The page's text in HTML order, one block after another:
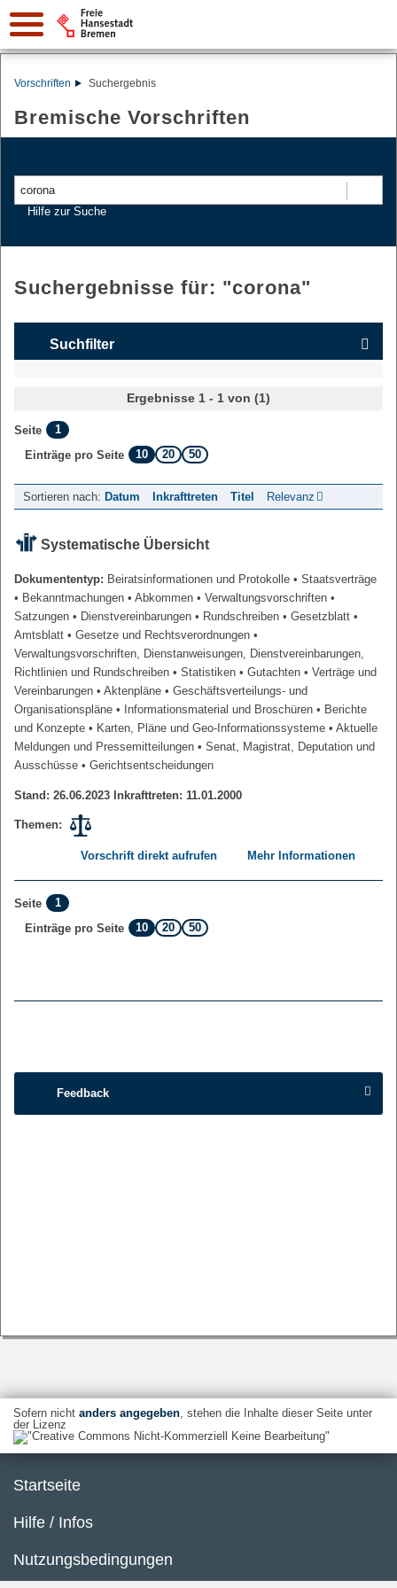
Vorschriften Suchergebnis
Bremische Vorschriften
Hilfe zur Suche
Suchergebnisse für: "corona"
Suchfilter
Ergebnisse 1 - 1 von (1)
Seite
1
Einträge pro Seite
10 20 50
Sortieren nach: Datum Inkrafttreten Titel Relevanz
Systematische Übersicht
Dokumententyp: Beiratsinformationen und Protokolle • Staatsverträge
• Bekanntmachungen • Abkommen • Verwaltungsvorschriften •
Satzungen • Dienstvereinbarungen • Rundschreiben • Gesetzblatt •
Amtsblatt • Gesetze und Rechtsverordnungen •
Verwaltungsvorschriften, Dienstanweisungen, Dienstvereinbarungen,
Richtlinien und Rundschreiben • Statistiken • Gutachten • Verträge und
Vereinbarungen • Aktenpläne • Geschäftsverteilungs- und
Organisationspläne • Informationsmaterial und Broschüren • Berichte
und Konzepte • Karten, Pläne und Geo-Informationssysteme • Aktuelle
Meldungen und Pressemitteilungen • Senat, Magistrat, Deputation und
Ausschüsse • Gerichtsentscheidungen
Stand: 26.06.2023 Inkrafttreten: 11.01.2000
Themen:
Vorschrift direkt aufrufen Mehr Informationen
Seite
1
Einträge pro Seite
10 20 50
Feedback
Sofern nicht anders angegeben, stehen die Inhalte dieser Seite unter
der Lizenz
Startseite
Hilfe / Infos
Nutzungsbedingungen